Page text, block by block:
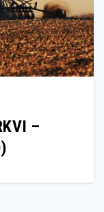
–